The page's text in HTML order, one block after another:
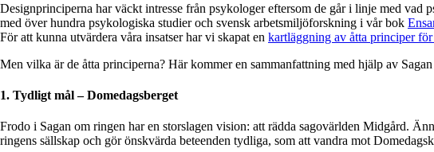
Designprinciperna har väckt intresse från psykologer eftersom de går i linje med
med över hundra psykologiska studier och svensk arbetsmiljöforskning i vår bok
För att kunna utvärdera våra insatser har vi skapat en kartläggning av åtta principer
Men vilka är de åtta principerna? Här kommer en sammanfattning med hjälp av
1. Tydligt mål – Domedagsberget
Frodo i Sagan om ringen har en storslagen vision: att rädda sagovärlden Midgård.
ringens sällskap och gör önskvärda beteenden tydliga, som att vandra mot